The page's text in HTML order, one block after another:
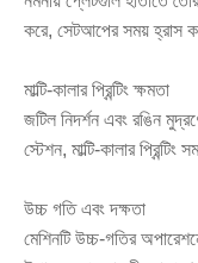
করে, সেটআপের সময় হ্রাস
মাল্টি-কালার প্রিন্টিং ক্ষমতা
জটিল নিদর্শন এবং রঙিন
স্টেশন, মাল্টি-কালার প্রিন্টিং
উচ্চ গতি এবং দক্ষতা
মেশিনটি উচ্চ-গতির